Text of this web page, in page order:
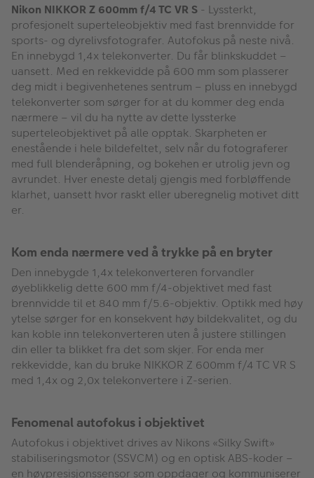
Nikon NIKKOR Z 600mm f/4 TC VR S - Lyssterkt,
profesjonelt superteleobjektiv med fast brennvidde for
sports- og dyrelivsfotografer. Autofokus på neste nivå.
En innebygd 1,4x telekonverter. Du får blinkskuddet –
uansett. Med en rekkevidde på 600 mm som plasserer
deg midt i begivenhetenes sentrum – pluss en innebygd
telekonverter som sørger for at du kommer deg enda
nærmere – vil du ha nytte av dette lyssterke
superteleobjektivet på alle opptak. Skarpheten er
enestående i hele bildefeltet, selv når du fotograferer
med full blenderåpning, og bokehen er utrolig jevn og
avrundet. Hver eneste detalj gjengis med forbløffende
klarhet, uansett hvor raskt eller uberegnelig motivet ditt
er.
Kom enda nærmere ved å trykke på en bryter
Den innebygde 1,4x telekonverteren forvandler
øyeblikkelig dette 600 mm f/4-objektivet med fast
brennvidde til et 840 mm f/5.6-objektiv. Optikk med høy
ytelse sørger for en konsekvent høy bildekvalitet, og du
kan koble inn telekonverteren uten å justere stillingen
din eller ta blikket fra det som skjer. For enda mer
rekkevidde, kan du bruke NIKKOR Z 600mm f/4 TC VR S
med 1,4x og 2,0x telekonvertere i Z-serien.
Fenomenal autofokus i objektivet
Autofokus i objektivet drives av Nikons «Silky Swift»
stabiliseringsmotor (SSVCM) og en optisk ABS-koder –
en høypresisjonssensor som oppdager og kommuniserer